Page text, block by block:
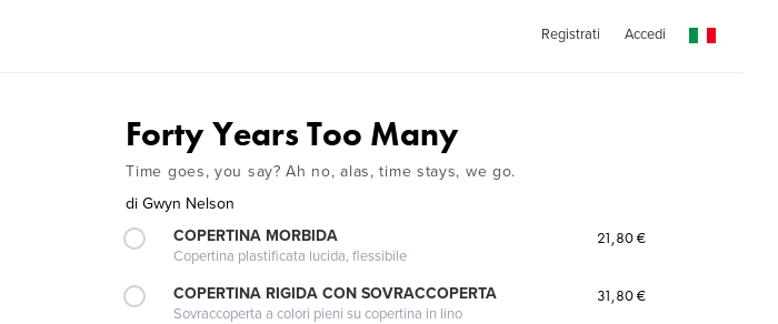
Registrati Accedi
Forty Years Too Many
Time goes, you say? Ah no, alas, time stays, we go.
di Gwyn Nelson
COPERTINA MORBIDA
Copertina plastificata lucida, flessibile
21,80 €
COPERTINA RIGIDA CON SOVRACCOPERTA
Sovraccoperta a colori pieni su copertina in lino
31,80 €